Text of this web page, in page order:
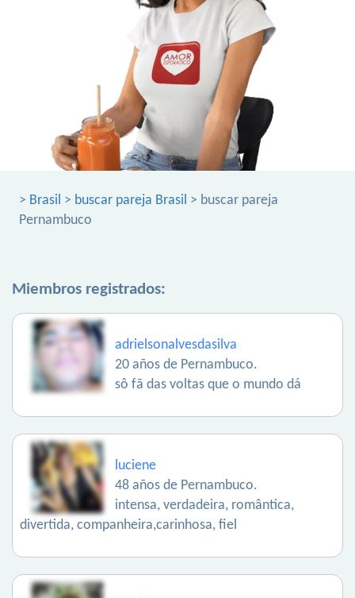
> Brasil > buscar pareja Brasil > buscar pareja
Pernambuco
Miembros registrados:
adrielsonalvesdasilva
20 años de Pernambuco.
sô fã das voltas que o mundo dá
luciene
48 años de Pernambuco.
intensa, verdadeira, romântica,
divertida, companheira,carinhosa, fiel